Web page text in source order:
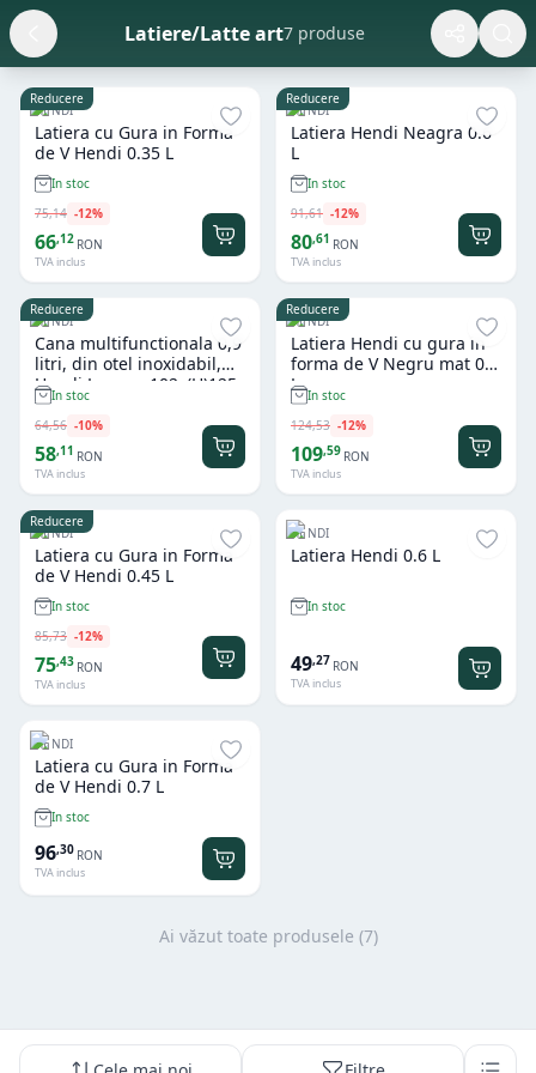
Latiere/Latte art7 produse
Reducere
HENDI
Latiera cu Gura in Forma
de V Hendi 0.35 L
In stoc
75,14 -12%
66,12 RON
TVA inclus
Reducere
HENDI
Latiera Hendi Neagra 0.6
L
In stoc
91,61 -12%
80,61 RON
TVA inclus
Reducere
HENDI
Cana multifunctionala 0,9
litri, din otel inoxidabil,
Hendi Luxury, 102x(H)125
mmIn stoc
64,56 -10%
58,11 RON
TVA inclus
Reducere
HENDI
Latiera Hendi cu gura in
forma de V Negru mat 0.7
L In stoc
124,53 -12%
109,59 RON
TVA inclus
Reducere
HENDI
Latiera cu Gura in Forma
de V Hendi 0.45 L
In stoc
85,73 -12%
75,43 RON
TVA inclus
HENDI
Latiera Hendi 0.6 L
In stoc
49,27 RON
TVA inclus
HENDI
Latiera cu Gura in Forma
de V Hendi 0.7 L
In stoc
96,30 RON
TVA inclus
Ai văzut toate produsele (7)